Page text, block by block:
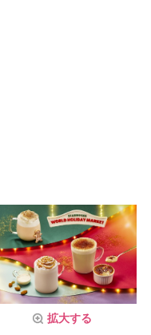
拡大する